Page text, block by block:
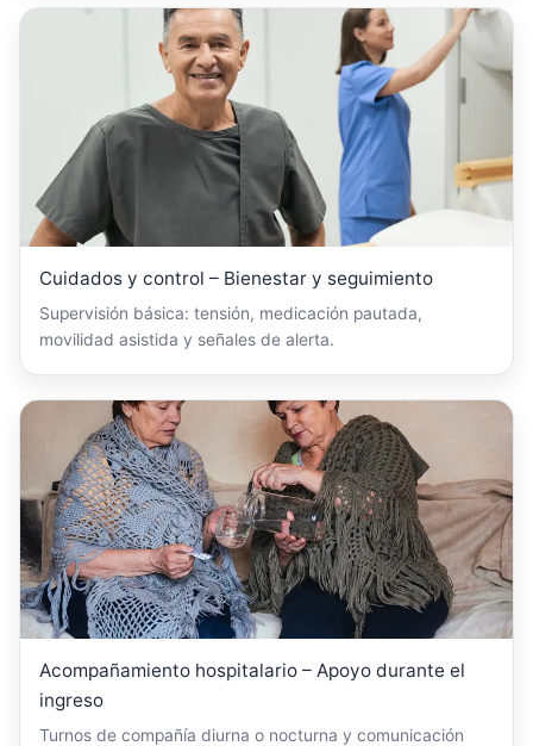
Cuidados y control – Bienestar y seguimiento
Supervisión básica: tensión, medicación pautada,
movilidad asistida y señales de alerta.
Acompañamiento hospitalario – Apoyo durante el
ingreso
Turnos de compañía diurna o nocturna y comunicación